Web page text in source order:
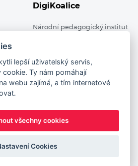
DigiKoalice
Národní pedagogický institut
2021. All rights reserved
do administrace
funding from the European
and Networks Executive Agency (now
Commission is not responsible
lepší uživatelský servis,
Ty nám pomáhají
webu zajímá, a tím internetové
všechny cookies
Cookies